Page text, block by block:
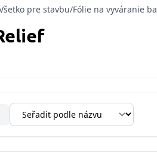
pre stavbu/Fólie na vyváranie